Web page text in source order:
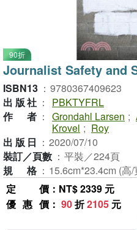
90折
Journalist Safety and
ISBN13 ： 9780367409623
出版社 ：
PBKTYFRL
作者 ： Grondahl Larsen ;
Krovel ; Roy
出版日 ： 2020/07/10
裝訂／頁數 ： 平裝／224頁
規格 ： 15.6cm*23.4cm (高/
定價 ：NT$ 2339 元
優惠價 ： 90折2105 元